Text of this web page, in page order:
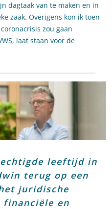
dagtaak van te maken en in
zaak. Overigens kon ik toen
zou gaan
laat staan voor de
leeftijd in
terug op een
juridische
en